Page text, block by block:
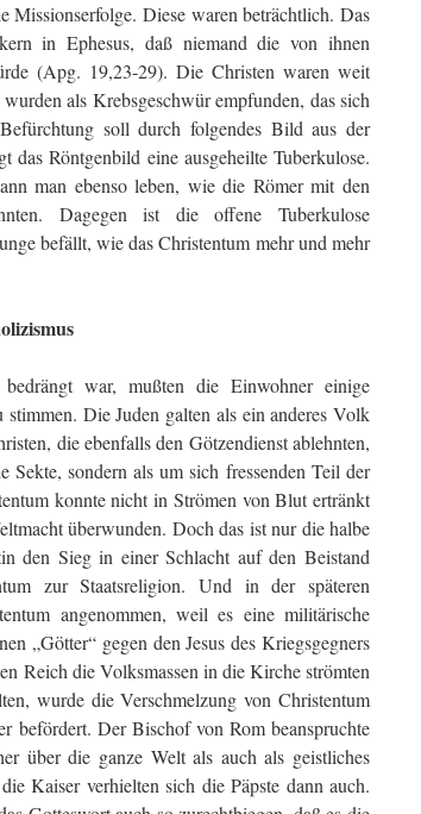
Missionserfolge. Diese waren beträchtlich. Das
in Ephesus, daß niemand die von ihnen
(Apg. 19,23-29). Die Christen waren weit
als Krebsgeschwür empfunden, das sich
soll durch folgendes Bild aus der
Röntgenbild eine ausgeheilte Tuberkulose.
man ebenso leben, wie die Römer mit den
Dagegen ist die offene Tuberkulose
befällt, wie das Christentum mehr und mehr
war, mußten die Einwohner einige
Die Juden galten als ein anderes Volk
die ebenfalls den Götzendienst ablehnten,
sondern als um sich fressenden Teil der
konnte nicht in Strömen von Blut ertränkt
überwunden. Doch das ist nur die halbe
den Sieg in einer Schlacht auf den Beistand
zur Staatsreligion. Und in der späteren
angenommen, weil es eine militärische
„Götter“ gegen den Jesus des Kriegsgegners
Reich die Volksmassen in die Kirche strömten
wurde die Verschmelzung von Christentum
befördert. Der Bischof von Rom beanspruchte
über die ganze Welt als auch als geistliches
Kaiser verhielten sich die Päpste dann auch.